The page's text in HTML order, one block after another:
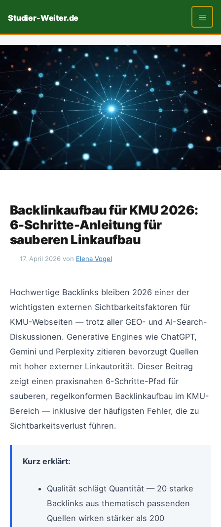
Inhalt
Studier-Weiter.de
Menü
Backlinkaufbau für KMU 2026:
6-Schritte-Anleitung für
sauberen Linkaufbau
17. April 2026 von Elena Vogel
Hochwertige Backlinks bleiben 2026 einer der
wichtigsten externen Sichtbarkeitsfaktoren für
KMU-Webseiten — trotz aller GEO- und AI-Search-
Diskussionen. Generative Engines wie ChatGPT,
Gemini und Perplexity zitieren bevorzugt Quellen
mit hoher externer Linkautorität. Dieser Beitrag
zeigt einen praxisnahen 6-Schritte-Pfad für
sauberen, regelkonformen Backlinkaufbau im KMU-
Bereich — inklusive der häufigsten Fehler, die zu
Sichtbarkeitsverlust führen.
Kurz erklärt:
Qualität schlägt Quantität — 20 starke
Backlinks aus thematisch passenden
Quellen wirken stärker als 200